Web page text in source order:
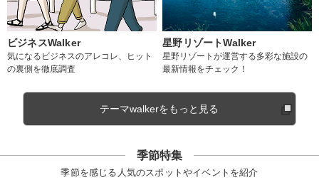
ビジネスWalker
気になるビジネスのアレコレ、ヒット
の裏側を徹底調査
星野リゾートWalker
星野リゾートが運営する多彩な施設の
最新情報をチェック！
テーマwalkerをもっと見る
季節特集
季節を感じる人気のスポットやイベントを紹介